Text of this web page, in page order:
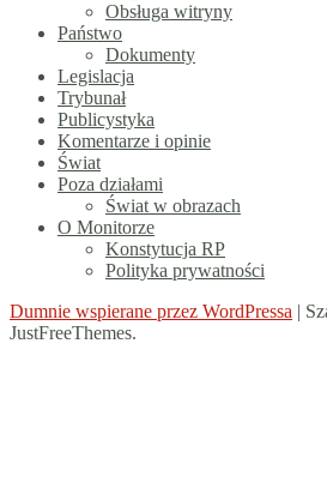
Obsługa witryny
Państwo
Dokumenty
Legislacja
Trybunał
Publicystyka
Komentarze i opinie
Świat
Poza działami
Świat w obrazach
O Monitorze
Konstytucja RP
Polityka prywatności
Dumnie wspierane przez WordPressa |
JustFreeThemes.